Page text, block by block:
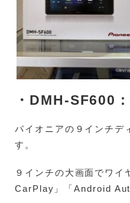
・DMH-SF600
パイオニアの９インチデ
す。
９インチの大画面でワイ
CarPlay」「Android